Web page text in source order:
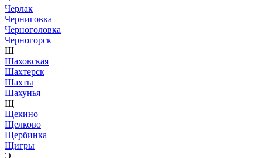
Черлак
Черниговка
Черноголовка
Черногорск
Ш
Шаховская
Шахтерск
Шахты
Шахунья
Щ
Щекино
Щелково
Щербинка
Щигры
Э